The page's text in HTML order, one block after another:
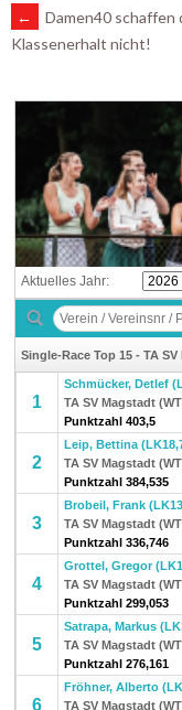
ARTIKEL-
←
Damen40 schaffen
Klassenerhalt nicht!